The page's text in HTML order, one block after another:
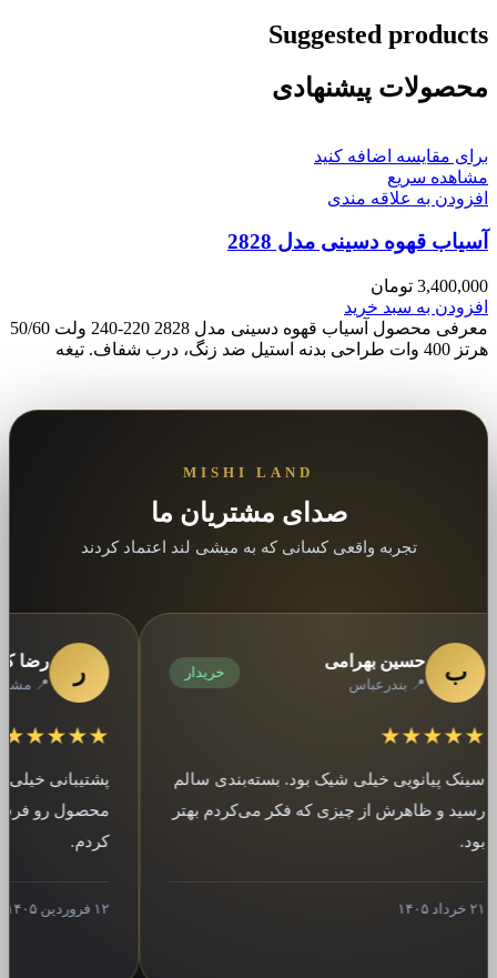
Suggested products
محصولات پیشنهادی
برای مقایسه اضافه کنید
مشاهده سریع
افزودن به علاقه مندی
آسیاب قهوه دسینی مدل 2828
3,400,000 تومان
افزودن به سبد خرید
معرفی محصول آسیاب قهوه دسینی مدل 2828 220-240 ولت 50/60
هرتز 400 وات طراحی بدنه استیل ضد زنگ، درب شفاف. تیغه
MISHI LAND
صدای مشتریان ما
تجربه واقعی کسانی که به میشی لند اعتماد کردند
حسین بهرامی
📍 بندرعباس
خریدار
پیانویی خیلی شیک بود. بسته‌بندی سالم
و ظاهرش از چیزی که فکر می‌کردم بهتر
رضا کریمی
📍 مشهد
★★★★★
پشتیبانی خیلی
محصول رو فرستادن
کردم.